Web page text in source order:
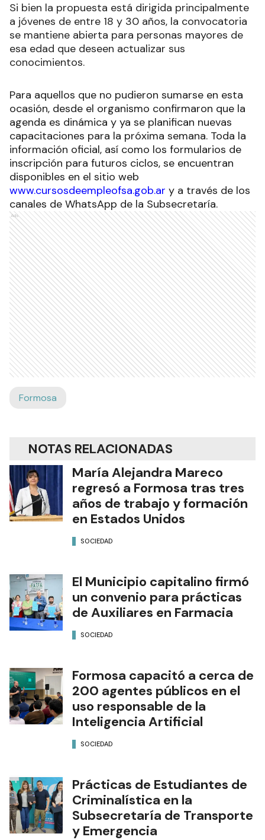
Si bien la propuesta está dirigida principalmente
a jóvenes de entre 18 y 30 años, la convocatoria
se mantiene abierta para personas mayores de
esa edad que deseen actualizar sus
conocimientos.
Para aquellos que no pudieron sumarse en esta
ocasión, desde el organismo confirmaron que la
agenda es dinámica y ya se planifican nuevas
capacitaciones para la próxima semana. Toda la
información oficial, así como los formularios de
inscripción para futuros ciclos, se encuentran
disponibles en el sitio web
www.cursosdeempleofsa.gob.ar y a través de los
canales de WhatsApp de la Subsecretaría.
Ads
Formosa
NOTAS RELACIONADAS
María Alejandra Mareco
regresó a Formosa tras tres
años de trabajo y formación
en Estados Unidos
SOCIEDAD
El Municipio capitalino firmó
un convenio para prácticas
de Auxiliares en Farmacia
SOCIEDAD
Formosa capacitó a cerca de
200 agentes públicos en el
uso responsable de la
Inteligencia Artificial
SOCIEDAD
Prácticas de Estudiantes de
Criminalística en la
Subsecretaría de Transporte
y Emergencia